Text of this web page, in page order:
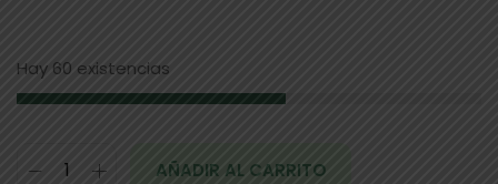
Hay 60 existencias
AÑADIR AL CARRITO